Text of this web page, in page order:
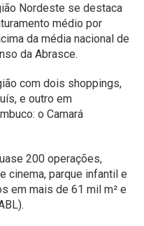
Nordeste se destaca
médio por
da média nacional de
da Abrasce.
com dois shoppings,
e outro em
o Camará
200 operações,
cinema, parque infantil e
em mais de 61 mil m² e